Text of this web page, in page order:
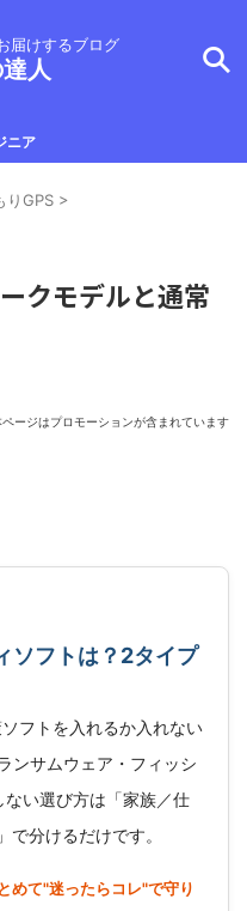
届けするブログ
人
ニア
りGPS >
クモデルと通常
ージはプロモーションが含まれています
ソフトは？2タイプ
フトを入れるか入れない
ンサムウェア・フィッシ
い選び方は「家族／仕
分けるだけです。
めて"迷ったらコレ"で守り